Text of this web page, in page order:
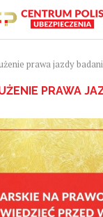
prawa jazdy
PRAWA